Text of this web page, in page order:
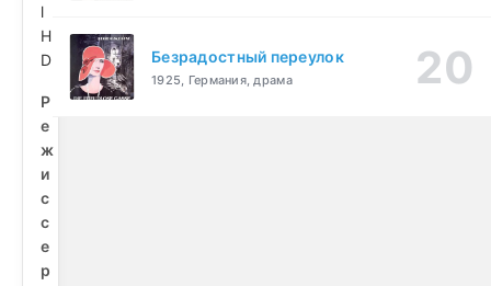
l
H
D
Р
е
ж
и
с
с
е
р
Безрадостный переулок
1925, Германия, драма